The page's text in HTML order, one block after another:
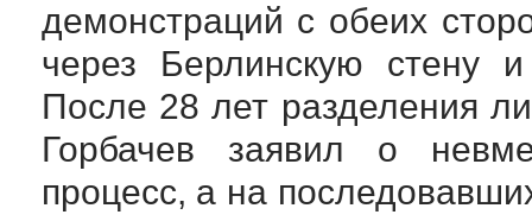
демонстраций с обеих
через Берлинскую стену
После 28 лет разделения
Горбачев заявил о
процесс, а на